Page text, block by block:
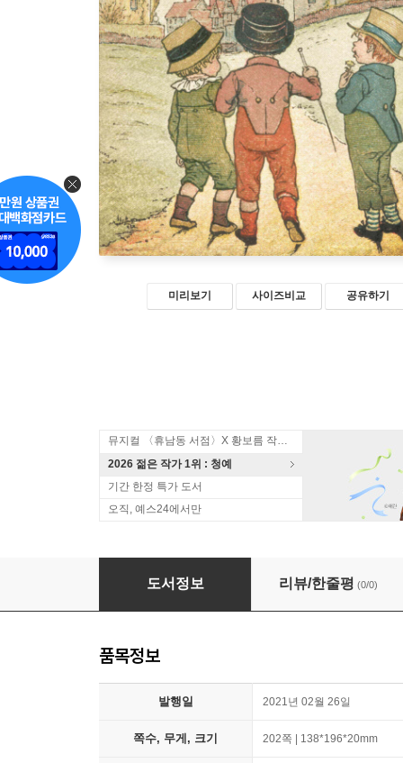
미리보기 사이즈비교 공유하기
뮤지컬 〈휴남동 서점〉X 황보름 작가 북토크
2026 젊은 작가 1위 : 청예
기간 한정 특가 도서
오직, 예스24에서만
황금시대
도서정보 리뷰/한줄평 (0/0)
품목정보
발행일 2021년 02월 26일
쪽수, 무게, 크기 202쪽 | 138*196*20mm